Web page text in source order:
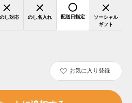
し対応 のし名入れ 配送日指定
ソーシャル
ギフト
お気に入り登録